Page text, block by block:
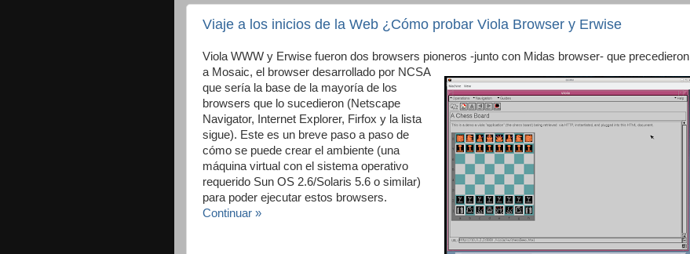
Viaje a los inicios de la Web ¿Cómo probar Viola Browser y Erwise
Viola WWW y Erwise fueron dos browsers pioneros -junto con Midas browser- que precedieron
a Mosaic, el browser desarrollado por NCSA
que sería la base de la mayoría de los
browsers que lo sucedieron (Netscape
Navigator, Internet Explorer, Firfox y la lista
sigue). Este es un breve paso a paso de
cómo se puede crear el ambiente (una
máquina virtual con el sistema operativo
requerido Sun OS 2.6/Solaris 5.6 o similar)
para poder ejecutar estos browsers.
Continuar »